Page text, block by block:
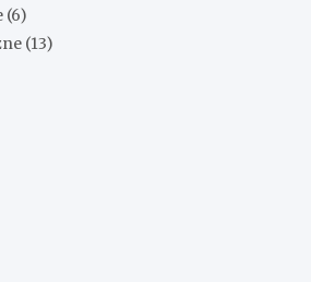
(6)
(13)